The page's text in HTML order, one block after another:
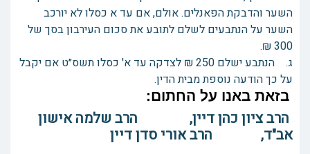
השער והדבקת הפאנלים. אולם, אם עד א כסלו לא יורכב
השער על הנתבעים לשלם לתובע את סכום העירבון בסך של
300 ₪.
ג. הנתבע ישלם 250 ₪ לצדקה עד א' כסלו תשס״ט אם יקבל
על כך הודעה נוספת מבית הדין.
בזאת באנו על החתום:
הרב ציון כהן דיין, הרב שלמה אישון
אב"ד, הרב אורי סדן דיין